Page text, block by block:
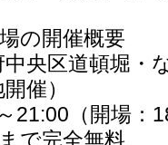
の開催概要
中央区道頓堀・
催）
21:00（開場：
で完全無料